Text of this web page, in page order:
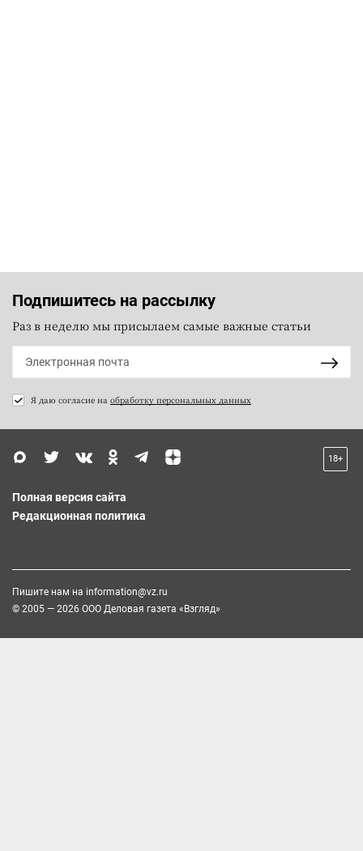
Подпишитесь на рассылку
Раз в неделю мы присылаем самые важные статьи
Я даю согласие на обработку персональных данных
18+
Полная версия сайта
Редакционная политика
Пишите нам на information@vz.ru
© 2005 — 2026 ООО Деловая газета «Взгляд»